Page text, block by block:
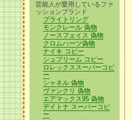
芸能人が愛用しているファ
ッションブランド
ブライトリング
モンクレール 偽物
ノースフェイス 偽物
クロムハーツ偽物
ナイキ コピー
シュプリーム コピー
ロレックススーパーコピ
ー
シャネル 偽物
ヴァンクリ 偽物
エアマックス95 偽物
デイトナ スーパーコピ
ー